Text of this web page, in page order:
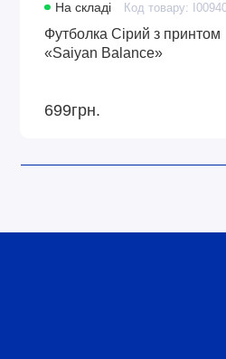
На складі Код товару:
Футболка Сірий з принтом
«Saiyan Balance»
699грн.